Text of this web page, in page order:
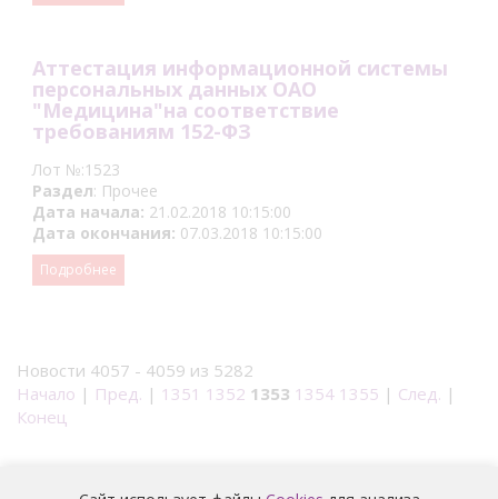
Аттестация информационной системы
персональных данных ОАО
"Медицина"на соответствие
требованиям 152-ФЗ
Лот №:1523
Раздел: Прочее
Дата начала: 21.02.2018 10:15:00
Дата окончания: 07.03.2018 10:15:00
Подробнее
Новости 4057 - 4059 из 5282
Начало | Пред. | 1351 1352 1353 1354 1355 | След. |
Конец